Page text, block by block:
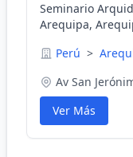
Seminario
Arequipa,
Perú >
Av San
Ver Más